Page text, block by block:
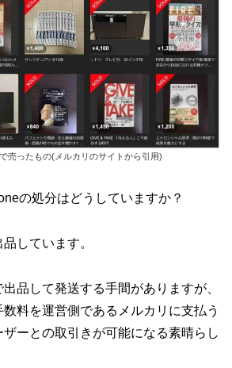
売ったもの(メルカリのサイトから引用)
の処分はどうしていますか？
品しています。
品して発送する手間がありますが、
料を運営側であるメルカリに支払う
ーとの取引きが可能になる素晴らし